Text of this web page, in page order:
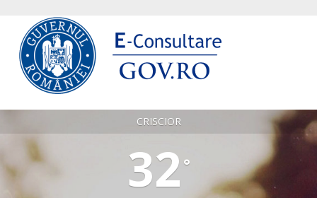
CRISCIOR
32 °